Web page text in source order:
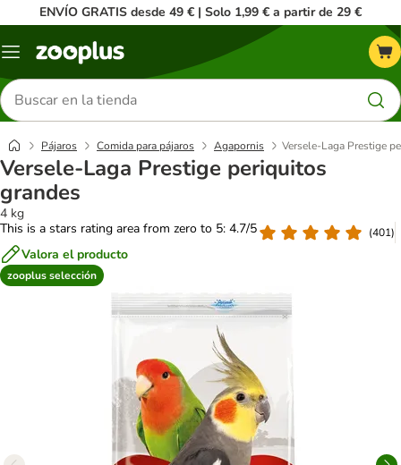
ENVÍO GRATIS desde 49 € | Solo 1,99 € a partir de 29 €
Menú
Buscar
productos
Pájaros Comida para pájaros Agapornis Versele-Laga Prestige
Versele-Laga Prestige periquitos
grandes
4 kg
This is a stars rating area from zero to 5: 4.7/5
(401)
Valora el producto
zooplus selección